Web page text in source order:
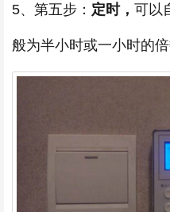
5、第五步： 定时， 可以
般为半小时或一小时的倍